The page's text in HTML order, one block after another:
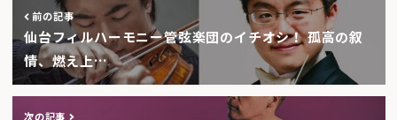
前の記事
仙台フィルハーモニー管弦楽団のイチオシ！ 孤高の叙
情、燃え上…
次の記事